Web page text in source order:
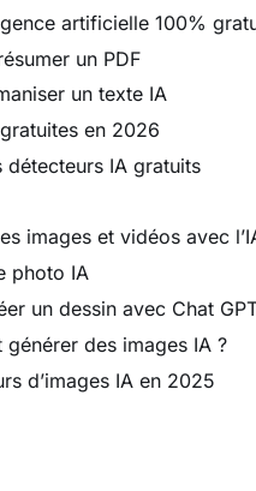
artificielle 100%
un PDF
un texte IA
en 2026
détecteurs IA gratuits
images et vidéos avec
photo IA
un dessin avec Chat
des images IA ?
d’images IA en 2025